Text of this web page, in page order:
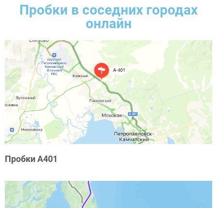
Пробки в соседних городах
онлайн
Пробки А401